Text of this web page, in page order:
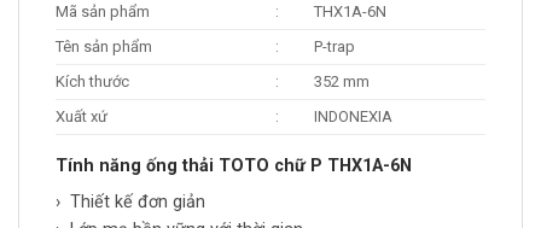
Mã sản phẩm :
THX1A-6N
Tên sản phẩm
:
P-trap
Kích thước
:
352 mm
Xuất xứ
: INDONEXIA
Tính năng ống thải TOTO chữ P THX1A-6N
› Thiết kế đơn giản